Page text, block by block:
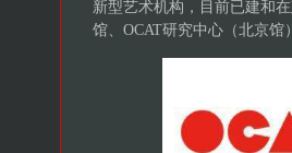
新型艺术机构，目前已建和
馆、OCAT研究中心（北京馆